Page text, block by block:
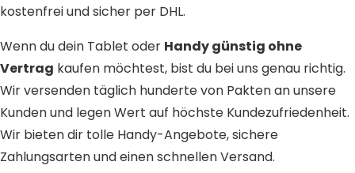
kostenfrei und sicher per DHL.
Wenn du dein Tablet oder Handy günstig ohne
Vertrag kaufen möchtest, bist du bei uns genau richtig.
Wir versenden täglich hunderte von Pakten an unsere
Kunden und legen Wert auf höchste Kundezufriedenheit.
Wir bieten dir tolle Handy-Angebote, sichere
Zahlungsarten und einen schnellen Versand.